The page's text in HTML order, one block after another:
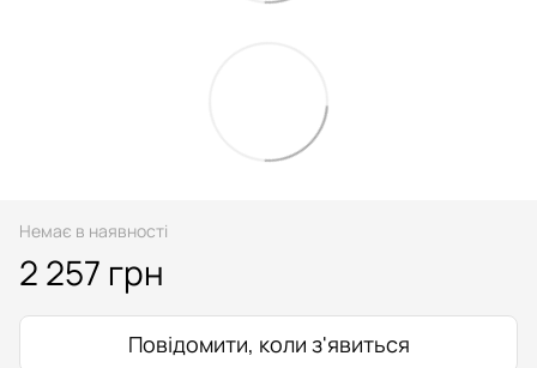
Немає в наявності
2 257 грн
Повідомити, коли з'явиться